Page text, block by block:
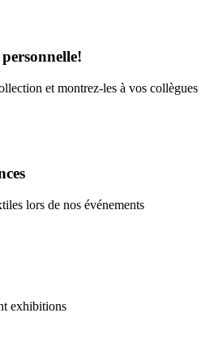
et montrez-les à vos collègues
lors de nos événements
exhibitions